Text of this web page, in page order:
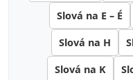
Slová na E – É
Slová na H
Slová na K